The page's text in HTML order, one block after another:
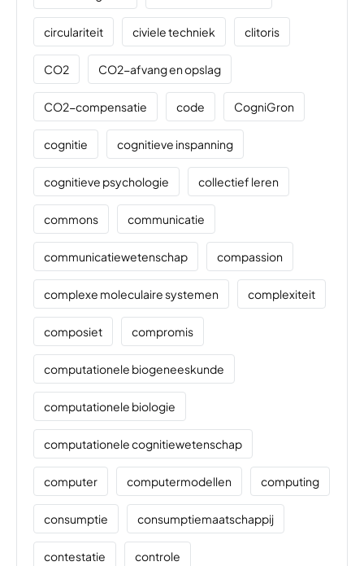
circulariteit civiele techniek clitoris
CO2 CO2-afvang en opslag
CO2-compensatie code CogniGron
cognitie cognitieve inspanning
cognitieve psychologie collectief leren
commons communicatie
communicatiewetenschap compassion
complexe moleculaire systemen complexiteit
composiet compromis
computationele biogeneeskunde
computationele biologie
computationele cognitiewetenschap
computer computermodellen computing
consumptie consumptiemaatschappij
contestatie controle